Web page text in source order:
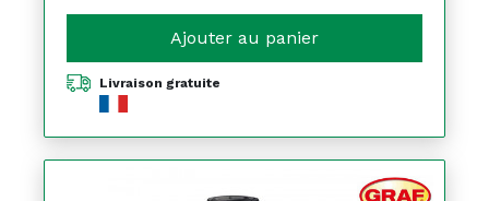
Ajouter au panier
Livraison gratuite